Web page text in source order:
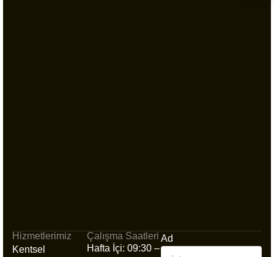
Hizmetlerimiz
Kentsel
Çalışma Saatleri
Hafta İçi: 09:30 –
Ad